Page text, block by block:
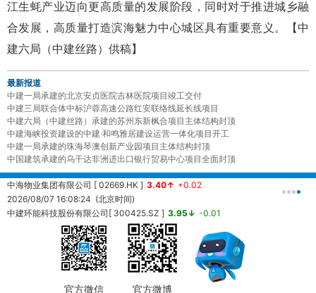
江生蚝产业迈向更高质量的发展阶段，同时对于推进城乡融
合发展，高质量打造滨海魅力中心城区具有重要意义。【中
建六局（中建丝路）供稿】
最新报道
中建一局承建的北京安贞医院吉林医院项目竣工交付
中建三局联合体中标沪蓉高速公路红安联络线延长线项目
中建六局（中建丝路）承建的苏州东新枫合项目主体结构封顶
中建海峡投资建设的中建·和鸣雅居建设运营一体化项目开工
中建一局承建的珠海琴澳创新产业园项目主体结构封顶
中国建筑承建的乌干达非洲进出口银行贸易中心项目全面封顶
中海物业集团有限公司 [ 02669.HK ] 3.40↑ +0.02
2026/08/07 16:08:24 (北京时间)
中建环能科技股份有限公司[ 300425.SZ ] 3.95↓ -0.01
20260807161457 (北京时间)
官方微信 官方微博